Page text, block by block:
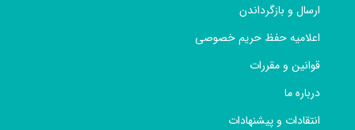
ارسال و بازگرداندن
اعلامیه حفظ حریم خصوصی
قوانین و مقررات
درباره ما
انتقادات و پیشنهادات